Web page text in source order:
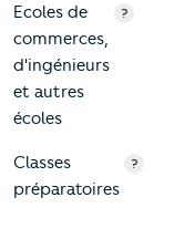
Ecoles de
commerces,
d'ingénieurs
et autres
écoles
?
Classes
préparatoires
?